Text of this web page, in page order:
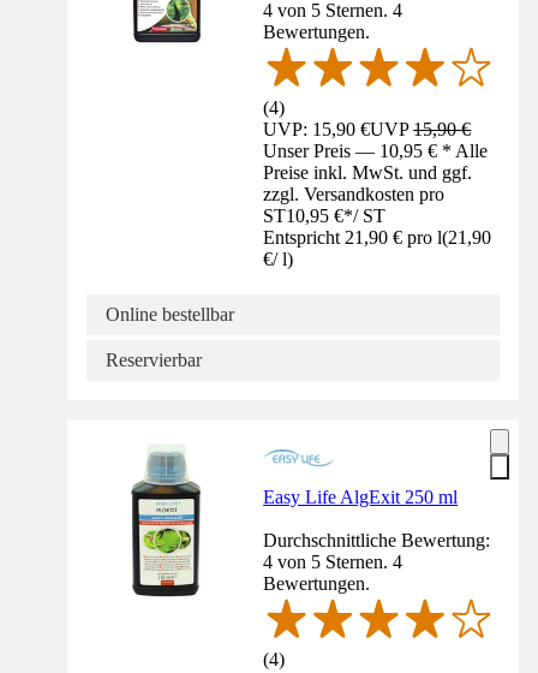
4 von 5 Sternen. 4
Bewertungen.
(4)
UVP: 15,90 €UVP15,90 €
Unser Preis — 10,95 € * Alle
Preise inkl. MwSt. und ggf.
zzgl. Versandkosten pro
ST10,95 €*/ ST
Entspricht 21,90 € pro l(21,90
€/ l)
Online bestellbar
Reservierbar
Easy Life AlgExit 250 ml
Durchschnittliche Bewertung:
4 von 5 Sternen. 4
Bewertungen.
(4)